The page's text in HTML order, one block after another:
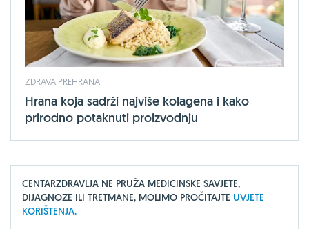
ZDRAVA PREHRANA
Hrana koja sadrži najviše kolagena i kako
prirodno potaknuti proizvodnju
CENTARZDRAVLJA NE PRUŽA MEDICINSKE SAVJETE,
DIJAGNOZE ILI TRETMANE, MOLIMO PROČITAJTE UVJETE
KORIŠTENJA.